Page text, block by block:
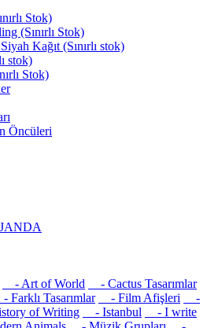
Stok)
(Sınırlı Stok)
Kağıt (Sınırlı stok)
stok)
Stok)
Öncüleri
- Art of World
- Cactus Tasarımlar
Farklı Tasarımlar - Film Afişleri
-
of Writing - Istanbul
- I write